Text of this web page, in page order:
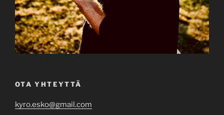
OTA YHTEYTTÄ
kyro.esko@gmail.com